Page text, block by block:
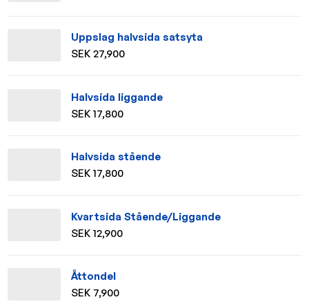
Uppslag halvsida satsyta
SEK 27,900
Halvsida liggande
SEK 17,800
Halvsida stående
SEK 17,800
Kvartsida Stående/Liggande
SEK 12,900
Åttondel
SEK 7,900